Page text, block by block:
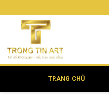
qua
TRANG CHỦ